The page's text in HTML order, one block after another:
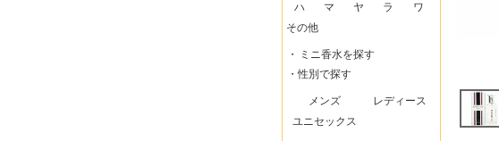
ハ
マ ヤ ラ
ワ
その他
・
ミニ香水を探す
・性別で探す
メンズ
レディース
ユニセックス